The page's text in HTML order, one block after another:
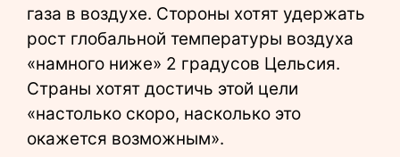
газа в воздухе. Стороны хотят удержать
рост глобальной температуры воздуха
«намного ниже» 2 градусов Цельсия.
Страны хотят достичь этой цели
«настолько скоро, насколько это
окажется возможным».